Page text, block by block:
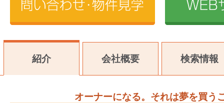
紹介 会社概要 検索情報
オーナーになる。それは夢を買う